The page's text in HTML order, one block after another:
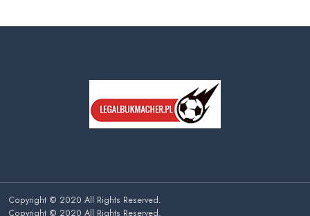
Copyright © 2020 All Rights Reserved.
Copyright © 2020 All Rights Reserved.